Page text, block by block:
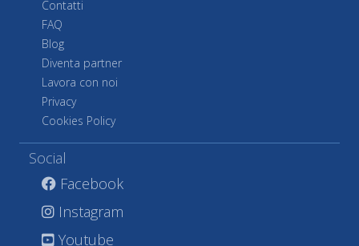
Contatti
FAQ
Blog
Diventa partner
Lavora con noi
Privacy
Cookies Policy
Social
Facebook
Instagram
Youtube